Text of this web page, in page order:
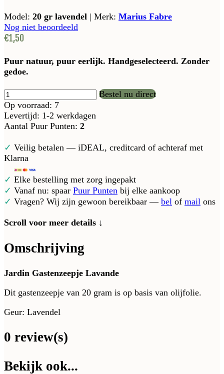
Model: 20 gr lavendel | Merk: Marius Fabre
Nog niet beoordeeld
€1,50
Puur natuur, puur eerlijk. Handgeselecteerd. Zonder
gedoe.
Bestel nu direct
Op voorraad: 7
Levertijd: 1-2 werkdagen
Aantal Puur Punten: 2
✓ Veilig betalen — iDEAL, creditcard of achteraf met
Klarna
✓ Elke bestelling met zorg ingepakt
✓ Vanaf nu: spaar Puur Punten bij elke aankoop
✓ Vragen? Wij zijn gewoon bereikbaar — bel of mail ons
Scroll voor meer details ↓
Omschrijving
Jardin Gastenzeepje Lavande
Dit gastenzeepje van 20 gram is op basis van olijfolie.
Geur: Lavendel
0 review(s)
Bekijk ook...